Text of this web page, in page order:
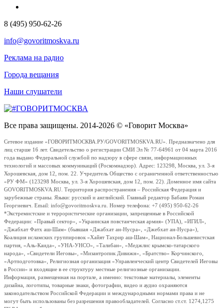
8 (495) 950-62-26
info@govoritmoskva.ru
Реклама на радио
Города вещания
Наши слушатели
Все права защищены. 2014-2026 © «Говорит Москва»
Сетевое издание «ГОВОРИТМОСКВА.РУ/GOVORITMOSKVA.RU». Предназначено для
лиц старше 16 лет. Свидетельство о регистрации СМИ Эл № 77-64961 от 04 марта 2016
года выдано Федеральной службой по надзору в сфере связи, информационных
технологий и массовых коммуникаций (Роскомнадзор). Адрес: 123298, Москва, ул. 3-я
Хорошевская, дом 12, пом. 22. Учредитель Общество с ограниченной ответственностью
«РУ ФМ» (123298 Москва, ул. 3-я Хорошевская, дом 12, пом. 22). Доменное имя сайта
GOVORITMOSKVA.RU. Территория распространения – Российская Федерация и
зарубежные страны. Языки: русский и английский. Главный редактор Бабаян Роман
Георгиевич. Email: info@govoritmoskva.ru. Номер телефона: +7 (495) 950-62-26
*Экстремистские и террористические организации, запрещенные в Российской
Федерации: «Правый сектор», «Украинская повстанческая армия» (УПА), «ИГИЛ»,
«Джабхат Фатх аш-Шам» (бывшая «Джабхат ан-Нусра», «Джебхат ан-Нусра»),
Коалиция исламских группировок «Хайят Тахрир аш-Шам», Национал-Большевистская
партия, «Аль-Каида», «УНА-УНСО», «Талибан», «Меджлис крымско-татарского
народа», «Свидетели Иеговы», «Мизантропик Дивижн», «Братство» Корчинского,
«Артподготовка», Религиозная организация «Управленческий центр Свидетелей Иеговы
в России» и входящие в ее структуру местные религиозные организации.
Информация, размещенная на портале, а именно: текстовые материалы, элементы
дизайна, логотипы, товарные знаки, фотографии, видео и аудио охраняются
законодательством Российской Федерации и международными нормами права и не
могут быть использованы без разрешения правообладателей. Согласно ст.ст. 1274,1275